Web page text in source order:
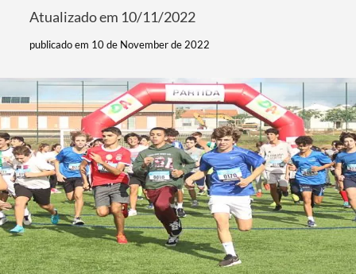
Atualizado em 10/11/2022
publicado em 10 de November de 2022